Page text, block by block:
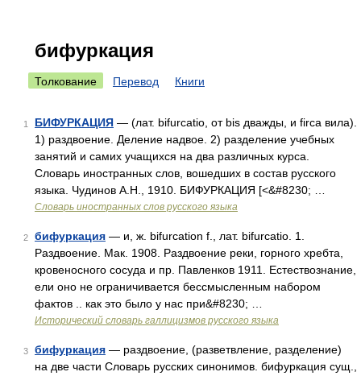
бифуркация
Толкование Перевод Книги
1 БИФУРКАЦИЯ — (лат. bifurcatio, от bis дважды, и firca вила).
1) раздвоение. Деление надвое. 2) разделение учебных
занятий и самих учащихся на два различных курса.
Словарь иностранных слов, вошедших в состав русского
языка. Чудинов А.Н., 1910. БИФУРКАЦИЯ [<&#8230; …
Словарь иностранных слов русского языка
2 бифуркация — и, ж. bifurcation f., лат. bifurcatio. 1.
Раздвоение. Мак. 1908. Раздвоение реки, горного хребта,
кровеносного сосуда и пр. Павленков 1911. Естествознание,
ели оно не ограничивается бессмысленным набором
фактов .. как это было у нас при&#8230; …
Исторический словарь галлицизмов русского языка
3 бифуркация — раздвоение, (разветвление, разделение)
на две части Словарь русских синонимов. бифуркация сущ.,